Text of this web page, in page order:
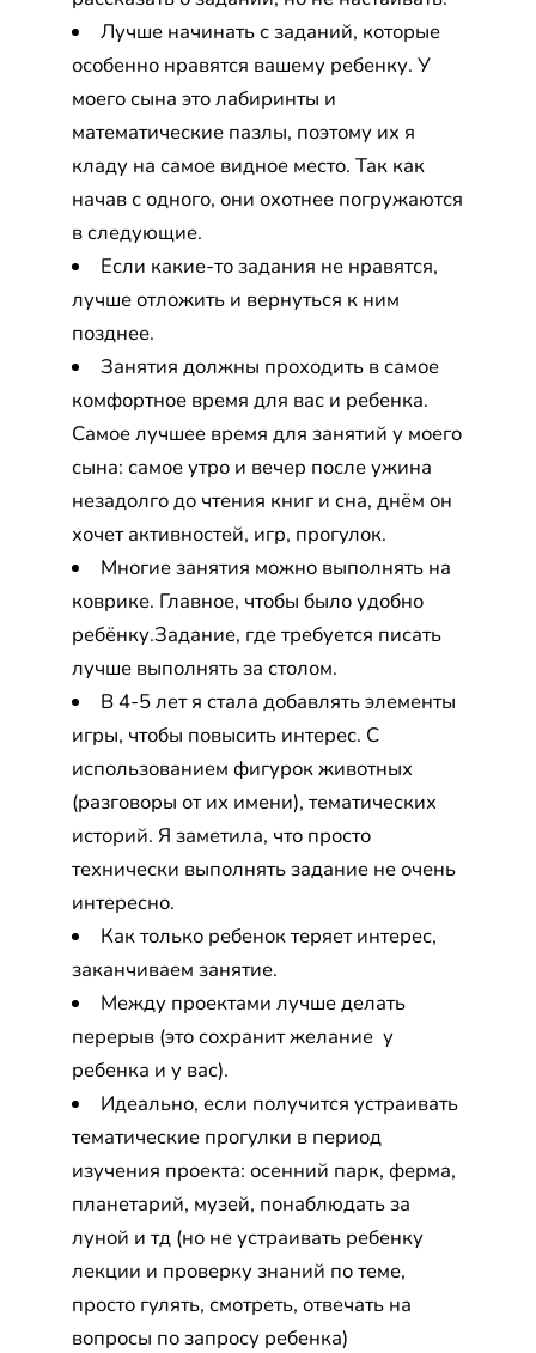
Лучше начинать с заданий, которые
особенно нравятся вашему ребенку. У
моего сына это лабиринты и
математические пазлы, поэтому их я
кладу на самое видное место. Так как
начав с одного, они охотнее погружаются
в следующие.
Если какие-то задания не нравятся,
лучше отложить и вернуться к ним
позднее.
Занятия должны проходить в самое
комфортное время для вас и ребенка.
Самое лучшее время для занятий у моего
сына: самое утро и вечер после ужина
незадолго до чтения книг и сна, днём он
хочет активностей, игр, прогулок.
Многие занятия можно выполнять на
коврике. Главное, чтобы было удобно
ребёнку.Задание, где требуется писать
лучше выполнять за столом.
В 4-5 лет я стала добавлять элементы
игры, чтобы повысить интерес. С
использованием фигурок животных
(разговоры от их имени), тематических
историй. Я заметила, что просто
технически выполнять задание не очень
интересно.
Как только ребенок теряет интерес,
заканчиваем занятие.
Между проектами лучше делать
перерыв (это сохранит желание у
ребенка и у вас).
Идеально, если получится устраивать
тематические прогулки в период
изучения проекта: осенний парк, ферма,
планетарий, музей, понаблюдать за
луной и тд (но не устраивать ребенку
лекции и проверку знаний по теме,
просто гулять, смотреть, отвечать на
вопросы по запросу ребенка)